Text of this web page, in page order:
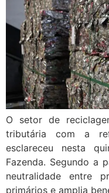
O setor de
tributária com a
esclareceu nesta
Fazenda. Segundo a
neutralidade entre
primários e amplia